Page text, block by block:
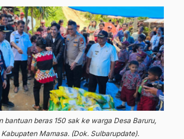
bantuan beras 150 sak ke warga Desa Baruru,
Mamasa. (Dok. Sulbarupdate).